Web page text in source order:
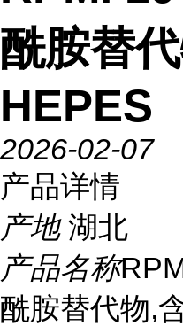
酰胺替
HEPES
2026-02-07
产品详情
产地 湖北
产品名称
酰胺替代物,